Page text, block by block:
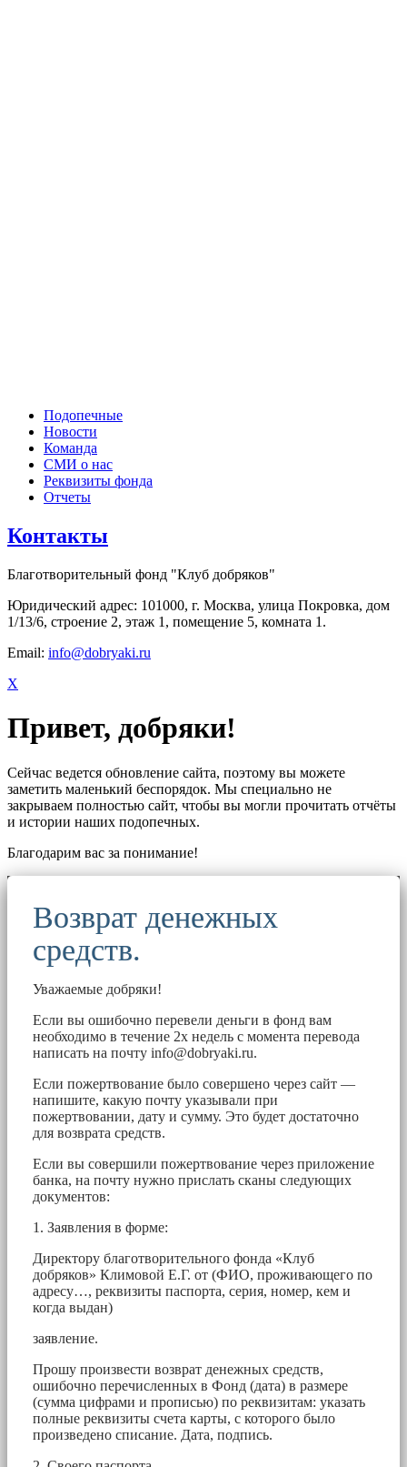
Подопечные
Новости
Команда
СМИ о нас
Реквизиты фонда
Отчеты
Контакты
Благотворительный фонд "Клуб добряков"
Юридический адрес: 101000, г. Москва, улица Покровка, дом
1/13/6, строение 2, этаж 1, помещение 5, комната 1.
Email: info@dobryaki.ru
X
Привет, добряки!
Сейчас ведется обновление сайта, поэтому вы можете
заметить маленький беспорядок. Мы специально не
закрываем полностью сайт, чтобы вы могли прочитать отчёты
и истории наших подопечных.
Благодарим вас за понимание!
Возврат денежных
средств.
Уважаемые добряки!
Если вы ошибочно перевели деньги в фонд вам
необходимо в течение 2х недель с момента перевода
написать на почту info@dobryaki.ru.
Если пожертвование было совершено через сайт —
напишите, какую почту указывали при
пожертвовании, дату и сумму. Это будет достаточно
для возврата средств.
Если вы совершили пожертвование через приложение
банка, на почту нужно прислать сканы следующих
документов:
1. Заявления в форме:
Директору благотворительного фонда «Клуб
добряков» Климовой Е.Г. от (ФИО, проживающего по
адресу…, реквизиты паспорта, серия, номер, кем и
когда выдан)
заявление.
Прошу произвести возврат денежных средств,
ошибочно перечисленных в Фонд (дата) в размере
(сумма цифрами и прописью) по реквизитам: указать
полные реквизиты счета карты, с которого было
произведено списание. Дата, подпись.